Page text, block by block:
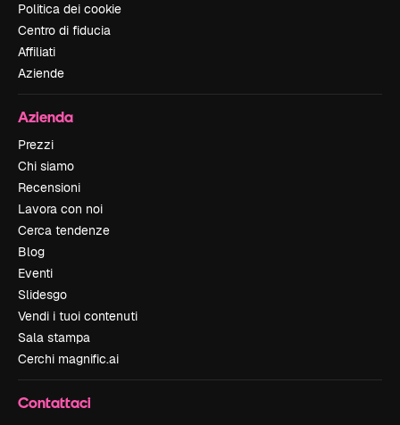
Politica dei cookie
Centro di fiducia
Affiliati
Aziende
Azienda
Prezzi
Chi siamo
Recensioni
Lavora con noi
Cerca tendenze
Blog
Eventi
Slidesgo
Vendi i tuoi contenuti
Sala stampa
Cerchi magnific.ai
Contattaci